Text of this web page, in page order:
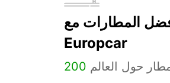
المطارات مع
Europcar
200